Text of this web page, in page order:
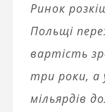
Ринок
Польщі
вартість
три роки, а
мільярдів